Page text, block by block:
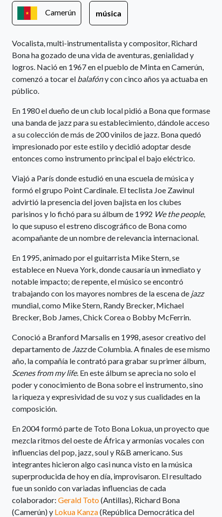
Camerún música
Vocalista, multi-instrumentalista y compositor, Richard
Bona ha gozado de una vida de aventuras, genialidad y
logros. Nació en 1967 en el pueblo de Minta en Camerún,
comenzó a tocar el balafóny con cinco años ya actuaba en
público.
En 1980 el dueño de un club local pidió a Bona que formase
una banda de jazz para su establecimiento, dándole acceso
a su colección de más de 200 vinilos de jazz. Bona quedó
impresionado por este estilo y decidió adoptar desde
entonces como instrumento principal el bajo eléctrico.
Viajó a París donde estudió en una escuela de música y
formó el grupo Point Cardinale. El teclista Joe Zawinul
advirtió la presencia del joven bajista en los clubes
parisinos y lo fichó para su álbum de 1992 We the people,
lo que supuso el estreno discográfico de Bona como
acompañante de un nombre de relevancia internacional.
En 1995, animado por el guitarrista Mike Stern, se
establece en Nueva York, donde causaría un inmediato y
notable impacto; de repente, el músico se encontró
trabajando con los mayores nombres de la escena de jazz
mundial, como Mike Stern, Randy Brecker, Michael
Brecker, Bob James, Chick Corea o Bobby McFerrin.
Conoció a Branford Marsalis en 1998, asesor creativo del
departamento de Jazzde Columbia. A finales de ese mismo
año, la compañía le contrató para grabar su primer álbum,
Scenes from my life. En este álbum se aprecia no solo el
poder y conocimiento de Bona sobre el instrumento, sino
la riqueza y expresividad de su voz y sus cualidades en la
composición.
En 2004 formó parte de Toto Bona Lokua, un proyecto que
mezcla ritmos del oeste de África y armonías vocales con
influencias del pop, jazz, soul y R&B americano. Sus
integrantes hicieron algo casi nunca visto en la música
superproducida de hoy en día, improvisaron. El resultado
fue un sonido con variadas influencias de cada
colaborador: Gerald Toto(Antillas), Richard Bona
(Camerún) y Lokua Kanza(República Democrática del